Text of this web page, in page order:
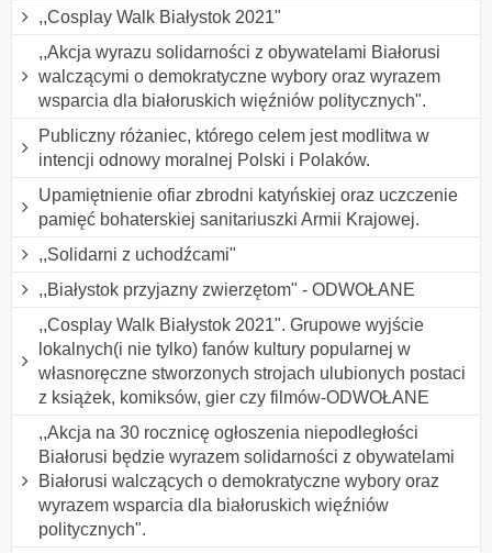
,,Cosplay Walk Białystok 2021"
,,Akcja wyrazu solidarności z obywatelami Białorusi
walczącymi o demokratyczne wybory oraz wyrazem
wsparcia dla białoruskich więźniów politycznych".
Publiczny różaniec, którego celem jest modlitwa w
intencji odnowy moralnej Polski i Polaków.
Upamiętnienie ofiar zbrodni katyńskiej oraz uczczenie
pamięć bohaterskiej sanitariuszki Armii Krajowej.
,,Solidarni z uchodźcami"
,,Białystok przyjazny zwierzętom" - ODWOŁANE
,,Cosplay Walk Białystok 2021". Grupowe wyjście
lokalnych(i nie tylko) fanów kultury popularnej w
własnoręczne stworzonych strojach ulubionych postaci
z książek, komiksów, gier czy filmów-ODWOŁANE
,,Akcja na 30 rocznicę ogłoszenia niepodległości
Białorusi będzie wyrazem solidarności z obywatelami
Białorusi walczących o demokratyczne wybory oraz
wyrazem wsparcia dla białoruskich więźniów
politycznych".